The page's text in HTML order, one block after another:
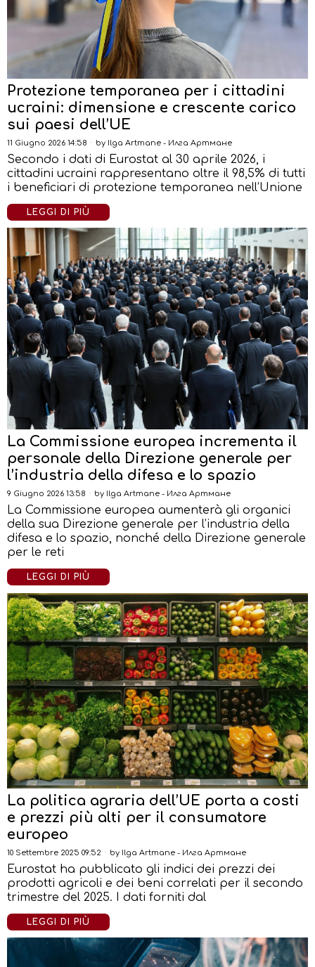
Protezione temporanea per i cittadini
ucraini: dimensione e crescente carico
sui paesi dell’UE
11 Giugno 2026 14:58 by Ilga Artmane - Илга Артмане
Secondo i dati di Eurostat al 30 aprile 2026, i
cittadini ucraini rappresentano oltre il 98,5% di tutti
i beneficiari di protezione temporanea nell’Unione
LEGGI DI PIÙ
La Commissione europea incrementa il
personale della Direzione generale per
l’industria della difesa e lo spazio
9 Giugno 2026 13:58 by Ilga Artmane - Илга Артмане
La Commissione europea aumenterà gli organici
della sua Direzione generale per l’industria della
difesa e lo spazio, nonché della Direzione generale
per le reti
LEGGI DI PIÙ
La politica agraria dell’UE porta a costi
e prezzi più alti per il consumatore
europeo
10 Settembre 2025 09:52 by Ilga Artmane - Илга Артмане
Eurostat ha pubblicato gli indici dei prezzi dei
prodotti agricoli e dei beni correlati per il secondo
trimestre del 2025. I dati forniti dal
LEGGI DI PIÙ